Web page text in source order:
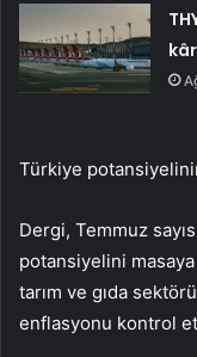
kâr
Türkiye
Dergi, Temmuz
potansiyelini masaya
tarım ve gıda
enflasyonu kontrol